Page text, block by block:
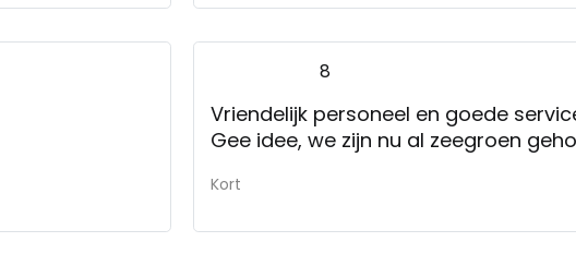
8
Gee idee, we zijn nu al zeegroen
Kort